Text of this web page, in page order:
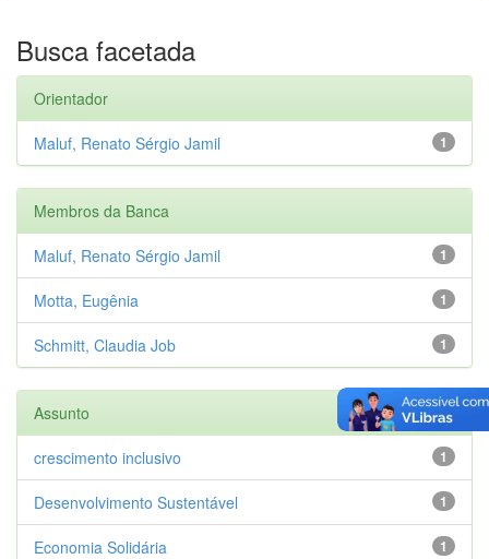
Busca facetada
Orientador
1
Maluf, Renato Sérgio Jamil
Membros da Banca
1
Maluf, Renato Sérgio Jamil
1
Motta, Eugênia
1
Schmitt, Claudia Job
Assunto
1
crescimento inclusivo
1
Desenvolvimento Sustentável
1
Economia Solidária